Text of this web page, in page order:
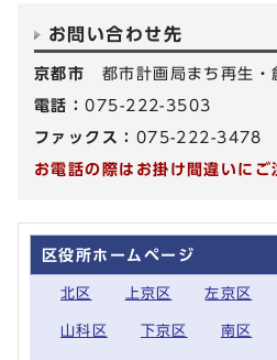
お問い合わせ先
京都市 都市計画局まち再生・
電話：075-222-3503
ファックス： 075-222-3478
お電話の際はお掛け間違いにご
区役所ホームページ
北区 上京区 左京区
山科区 下京区 南区